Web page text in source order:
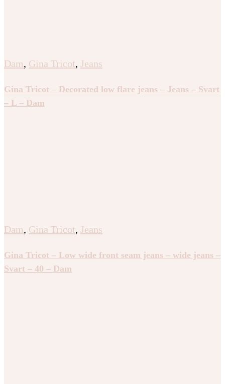
Dam, Gina Tricot, Jeans
Gina Tricot – Decorated low flare jeans – Jeans – Svart
– L – Dam
Dam, Gina Tricot, Jeans
Gina Tricot – Low wide front seam jeans – wide jeans –
Svart – 40 – Dam